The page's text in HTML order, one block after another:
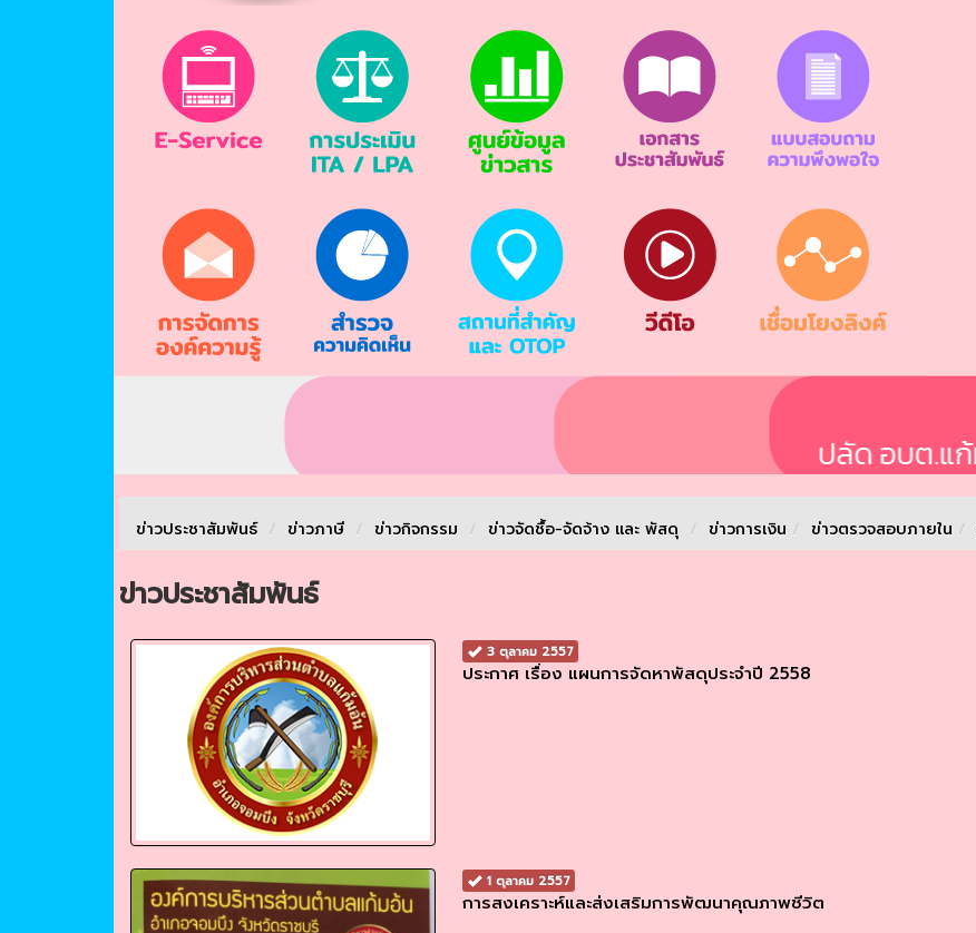
ข่าวประชาสัมพันธ์ / ข่าวภาษี / ข่าวกิจกรรม / ข่าวจัดชื้อ-จัดจ้าง และ พัสดุ / ข่าวการเงิน / ข่าวตรวจสอบภายใน /
ข่าวประชาสัมพันธ์
3 ตุลาคม 2557
ประกาศ เรื่อง แผนการจัดหาพัสดุประจำปี 2558
1 ตุลาคม 2557
การสงเคราะห์และส่งเสริมการพัฒนาคุณภาพชีวิต